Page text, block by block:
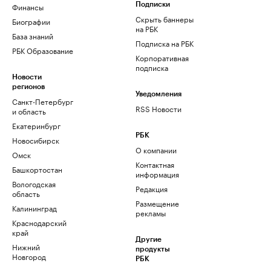
Финансы
Биографии
База знаний
РБК Образование
Новости
регионов
Санкт-Петербург
и область
Екатеринбург
Новосибирск
Омск
Башкортостан
Вологодская
область
Калининград
Краснодарский
край
Нижний
Новгород
Подписки
Скрыть баннеры
на РБК
Подписка на РБК
Корпоративная
подписка
Уведомления
RSS Новости
РБК
О компании
Контактная
информация
Редакция
Размещение
рекламы
Другие
продукты
РБК